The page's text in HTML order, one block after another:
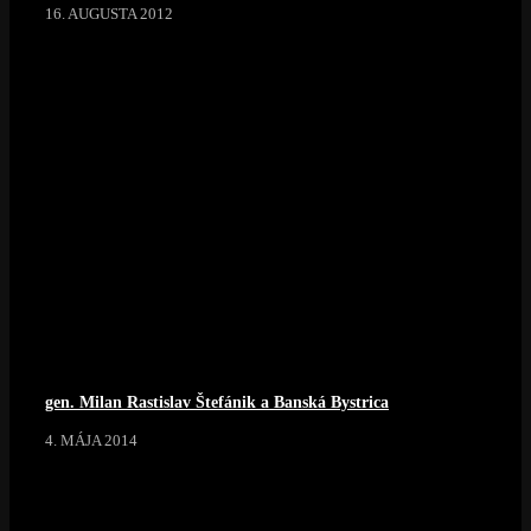
16. AUGUSTA 2012
gen. Milan Rastislav Štefánik a Banská Bystrica
4. MÁJA 2014